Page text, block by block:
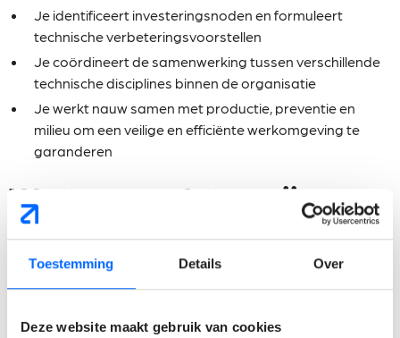
Toestemming Details Over
Deze website maakt gebruik van cookies
Je identificeert investeringsnoden en formuleert
technische verbeteringsvoorstellen
Je coördineert de samenwerking tussen verschillende
technische disciplines binnen de organisatie
Je werkt nauw samen met productie, preventie en
milieu om een veilige en efficiënte werkomgeving te
garanderen
Wat verwachten wij van
jou?
Minstens 5 jaar ervaring binnen een technische functie